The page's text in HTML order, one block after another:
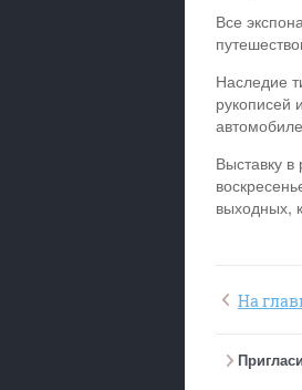
Все
Наследие
рукописей
Выставку
выходных,
На